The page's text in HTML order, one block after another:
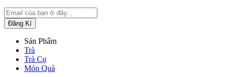
Sản Phẩm
Trà
Trà Cụ
Món Quà